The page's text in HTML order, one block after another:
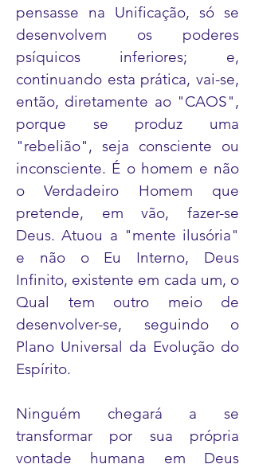
pensasse na Unificação, só se
desenvolvem os poderes
psíquicos inferiores; e,
continuando esta prática, vai-se,
então, diretamente ao "CAOS",
porque se produz uma
"rebelião", seja consciente ou
inconsciente. É o homem e não
o Verdadeiro Homem que
pretende, em vão, fazer-se
Deus. Atuou a "mente ilusória"
e não o Eu Interno, Deus
Infinito, existente em cada um, o
Qual tem outro meio de
desenvolver-se, seguindo o
Plano Universal da Evolução do
Espírito.
Ninguém chegará a se
transformar por sua própria
vontade humana em Deus